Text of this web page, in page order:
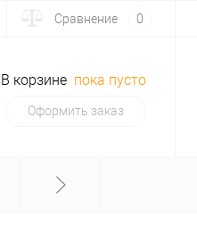
Сравнение 0
В корзине пока пусто
Оформить заказ